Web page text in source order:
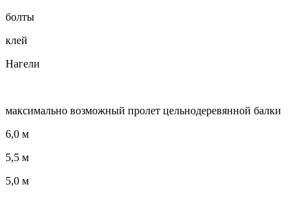
болты
клей
Нагели
максимально возможный пролет цельнодеревянной балки
6,0 м
5,5 м
5,0 м